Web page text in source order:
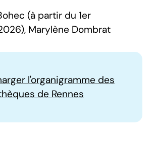
(à partir du 1er
Marylène Dombrat
l'organigramme des
de Rennes